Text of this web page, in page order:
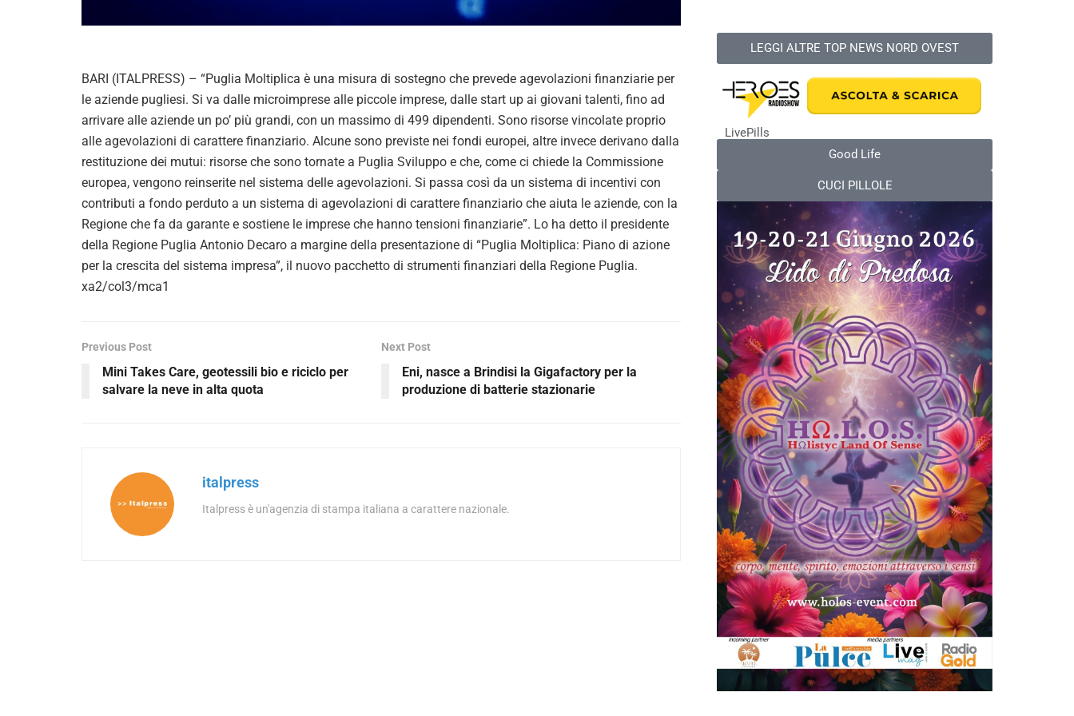
V
d
e
o
BARI (ITALPRESS) – “Puglia Moltiplica è una misura di sostegno che prevede agevolazioni finanziarie per
le aziende pugliesi. Si va dalle microimprese alle piccole imprese, dalle start up ai giovani talenti, fino ad
arrivare alle aziende un po’ più grandi, con un massimo di 499 dipendenti. Sono risorse vincolate proprio
alle agevolazioni di carattere finanziario. Alcune sono previste nei fondi europei, altre invece derivano dalla
restituzione dei mutui: risorse che sono tornate a Puglia Sviluppo e che, come ci chiede la Commissione
europea, vengono reinserite nel sistema delle agevolazioni. Si passa così da un sistema di incentivi con
contributi a fondo perduto a un sistema di agevolazioni di carattere finanziario che aiuta le aziende, con la
Regione che fa da garante e sostiene le imprese che hanno tensioni finanziarie”. Lo ha detto il presidente
della Regione Puglia Antonio Decaro a margine della presentazione di “Puglia Moltiplica: Piano di azione
per la crescita del sistema impresa”, il nuovo pacchetto di strumenti finanziari della Regione Puglia.
xa2/col3/mca1
Previous Post
Mini Takes Care, geotessili bio e riciclo per
salvare la neve in alta quota
Next Post
Eni, nasce a Brindisi la Gigafactory per la
produzione di batterie stazionarie
italpress
Italpress è un'agenzia di stampa italiana a carattere nazionale.
LEGGI ALTRE TOP NEWS NORD OVEST
LivePills
Good Life
CUCI PILLOLE